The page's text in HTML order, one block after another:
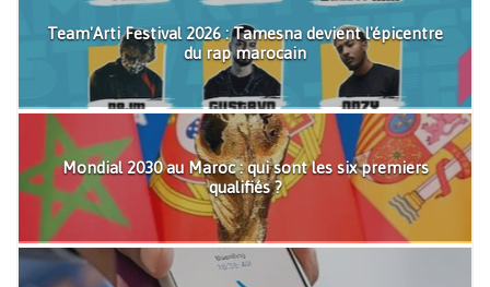
Team'Arti Festival 2026 : Tamesna devient l'épicentre
du rap marocain
Mondial 2030 au Maroc : qui sont les six premiers
qualifiés ?